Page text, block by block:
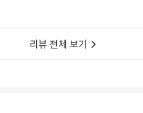
리뷰 전체 보기